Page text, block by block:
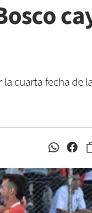
cuarta fecha de